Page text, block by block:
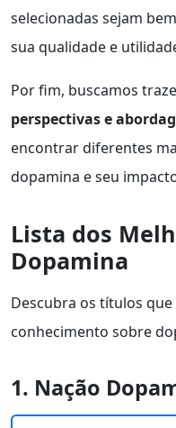
selecionadas sejam
sua qualidade e
Por fim, buscamos
perspectivas e
encontrar diferentes
dopamina e seu
Lista dos
Dopamina
Descubra os títulos
conhecimento sobre
1. Nação